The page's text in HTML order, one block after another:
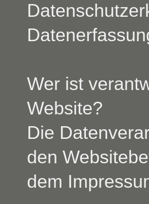
Wer ist
Website?
Die
den
dem